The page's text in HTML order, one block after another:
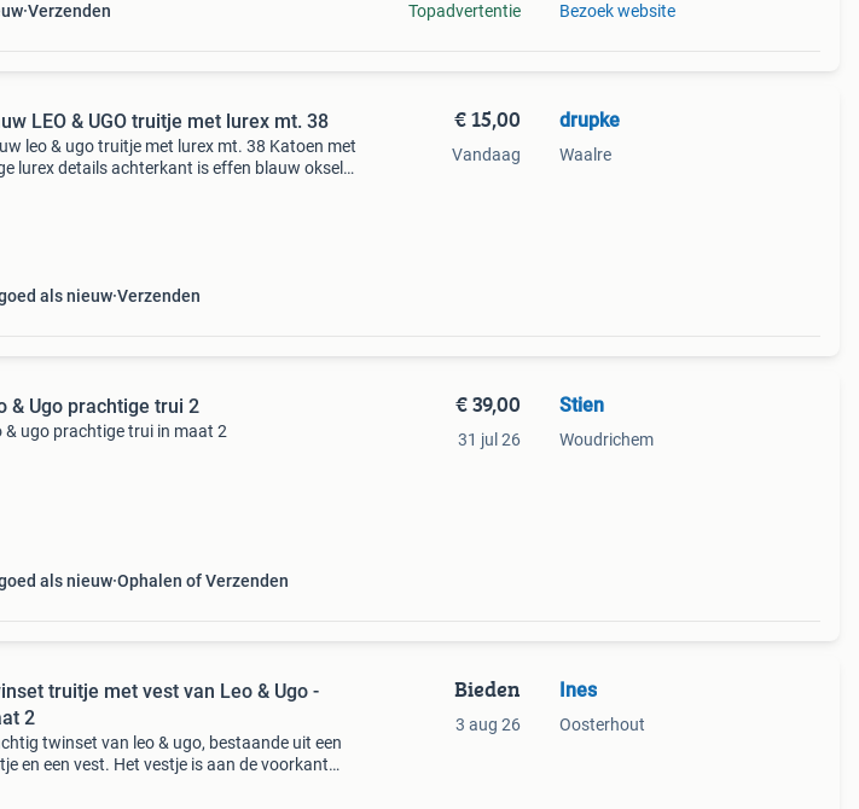
Verzenden Topadvertentie Bezoek website
LEO & UGO truitje met lurex mt. 38
leo & ugo truitje met lurex mt. 38 Katoen met
lurex details achterkant is effen blauw oksel-
als nieuw Verzenden
€ 15,00
Vandaag
drupke
Waalre
& Ugo prachtige trui 2
& ugo prachtige trui in maat 2
als nieuw Ophalen of Verzenden
€ 39,00
31 jul 26
Stien
Woudrichem
truitje met vest van Leo & Ugo -
2
twinset van leo & ugo, bestaande uit een
en een vest. Het vestje is aan de voorkant
Bieden
3 aug 26
Ines
Oosterhout